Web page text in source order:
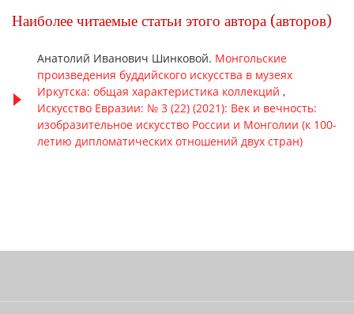
Наиболее читаемые статьи этого автора (авторов)
Анатолий Иванович Шинковой. Монгольские
произведения буддийского искусства в музеях
Иркутска: общая характеристика коллекций ,
Искусство Евразии: № 3 (22) (2021): Век и вечность:
изобразительное искусство России и Монголии (к 100-
летию дипломатических отношений двух стран)